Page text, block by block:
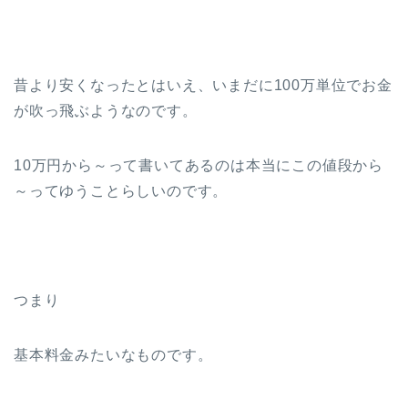
昔より安くなったとはいえ、いまだに100万単位でお金
が吹っ飛ぶようなのです。
10万円から～って書いてあるのは本当にこの値段から
～ってゆうことらしいのです。
つまり
基本料金みたいなものです。